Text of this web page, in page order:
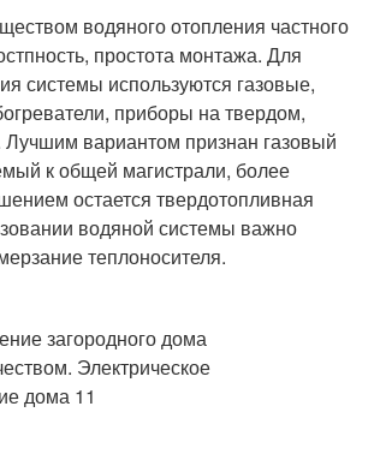
водяного отопления частного
простота монтажа. Для
системы используются газовые,
приборы на твердом,
вариантом признан газовый
к общей магистрали, более
остается твердотопливная
водяной системы важно
теплоносителя.